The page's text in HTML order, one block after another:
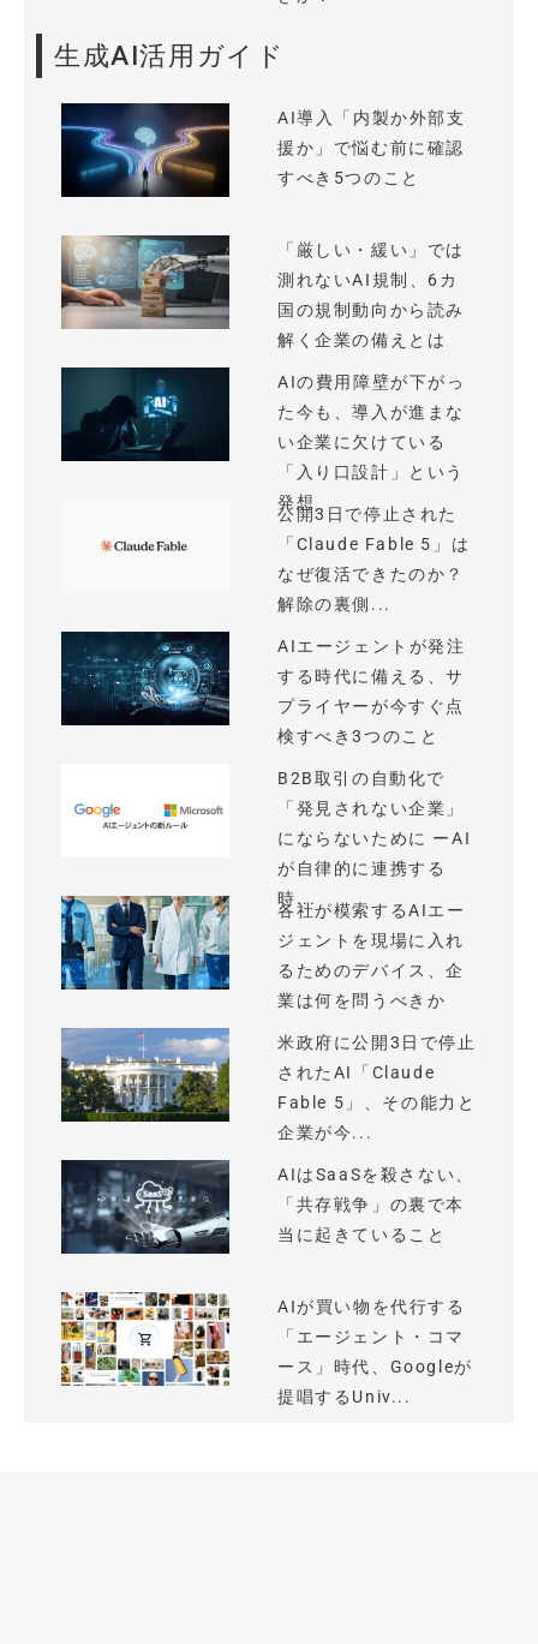
生成AI活用ガイド
AI導入「内製か外部支
援か」で悩む前に確認
すべき5つのこと
「厳しい・緩い」では
測れないAI規制、6カ
国の規制動向から読み
解く企業の備えとは
AIの費用障壁が下がっ
た今も、導入が進まな
い企業に欠けている
「入り口設計」という
発想
公開3日で停止された
「Claude Fable 5」は
なぜ復活できたのか？
解除の裏側...
AIエージェントが発注
する時代に備える、サ
プライヤーが今すぐ点
検すべき3つのこと
B2B取引の自動化で
「発見されない企業」
にならないために ーAI
が自律的に連携する
時...
各社が模索するAIエー
ジェントを現場に入れ
るためのデバイス、企
業は何を問うべきか
米政府に公開3日で停止
されたAI「Claude
Fable 5」、その能力と
企業が今...
AIはSaaSを殺さない、
「共存戦争」の裏で本
当に起きていること
AIが買い物を代行する
「エージェント・コマ
ース」時代、Googleが
提唱するUniv...